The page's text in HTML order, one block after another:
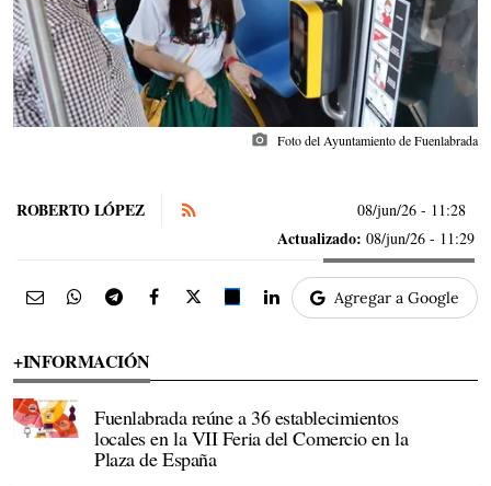
photo_camera Foto del Ayuntamiento de Fuenlabrada
ROBERTO LÓPEZ 08/jun/26 - 11:28
Actualizado: 08/jun/26 - 11:29
Agregar a Google
+INFORMACIÓN
Fuenlabrada reúne a 36 establecimientos
locales en la VII Feria del Comercio en la
Plaza de España